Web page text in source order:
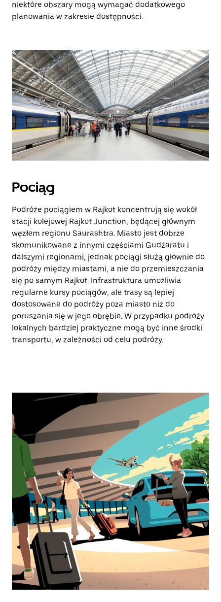
niektóre obszary mogą wymagać dodatkowego
planowania w zakresie dostępności.
Pociąg
Podróże pociągiem w Rajkot koncentrują się wokół
stacji kolejowej Rajkot Junction, będącej głównym
węzłem regionu Saurashtra. Miasto jest dobrze
skomunikowane z innymi częściami Gudżaratu i
dalszymi regionami, jednak pociągi służą głównie do
podróży między miastami, a nie do przemieszczania
się po samym Rajkot. Infrastruktura umożliwia
regularne kursy pociągów, ale trasy są lepiej
dostosowane do podróży poza miasto niż do
poruszania się w jego obrębie. W przypadku podróży
lokalnych bardziej praktyczne mogą być inne środki
transportu, w zależności od celu podróży.